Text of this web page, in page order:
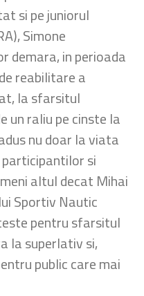
si pe juniorul
Simone
demara, in perioada
reabilitare a
la sfarsitul
un raliu pe cinste la
nu doar la viata
si
altul decat Mihai
Sportiv Nautic
pentru sfarsitul
la superlativ si,
public care mai